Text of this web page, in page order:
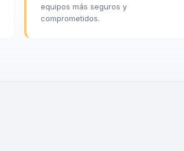
equipos más seguros y
comprometidos.